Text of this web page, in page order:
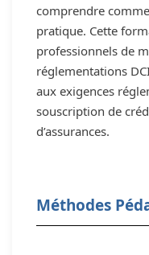
comprendre
pratique. Cette
professionnels de
réglementations
aux exigences
souscription de
d’assurances.
Méthodes